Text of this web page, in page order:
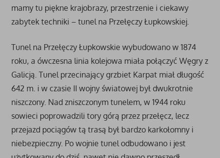
mamy tu piękne krajobrazy, przestrzenie i ciekawy
zabytek techniki – tunel na Przełęczy Łupkowskiej.
Tunel na Przełęczy Łupkowskie wybudowano w 1874
roku, a ówczesna linia kolejowa miała połączyć Węgry z
Galicją. Tunel przecinający grzbiet Karpat miał długość
642 m. i w czasie II wojny światowej był dwukrotnie
niszczony. Nad zniszczonym tunelem, w 1944 roku
sowieci poprowadzili tory górą przez przełęcz, lecz
przejazd pociągów tą trasą był bardzo karkołomny i
niebezpieczny. Po wojnie tunel odbudowano i jest